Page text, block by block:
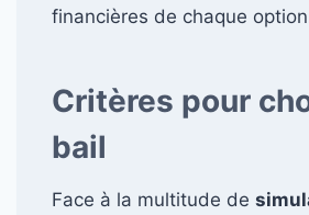
financières de chaque
Critères pour
bail
Face à la multitude de